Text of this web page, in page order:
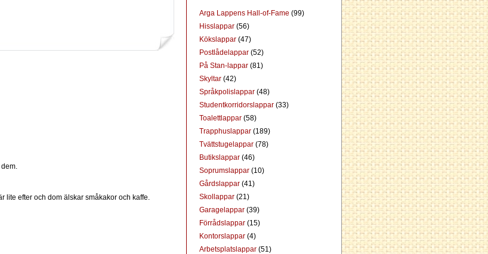
lite efter och dom älskar småkakor och kaffe.
Arga Lappens Hall-of-Fame (99)
Hisslappar (56)
Kökslappar (47)
Postlådelappar (52)
På Stan-lappar (81)
Skyltar (42)
Språkpolislappar (48)
Studentkorridorslappar (33)
Toalettlappar (58)
Trapphuslappar (189)
Tvättstugelappar (78)
Butikslappar (46)
Soprumslappar (10)
Gårdslappar (41)
Skollappar (21)
Garagelappar (39)
Förrådslappar (15)
Kontorslappar (4)
Arbetsplatslappar (51)